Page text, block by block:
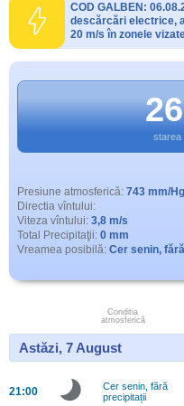
COD GALBEN:
descărcări electrice,
20 m/s în zonele
starea
Presiune atmosferică: 743 mm/Hg
Directia vîntului:
Viteza vîntului: 3,8 m/s
Total Precipitaţii: 0 mm
Vreamea posibilă: Cer senin,
Conditia
atmosferică
Astăzi, 7 August
21:00
Cer senin, fără
precipitații